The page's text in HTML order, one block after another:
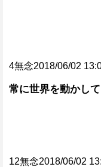
4無念2018/06/02
常に世界を動かし
12無念2018/06/02